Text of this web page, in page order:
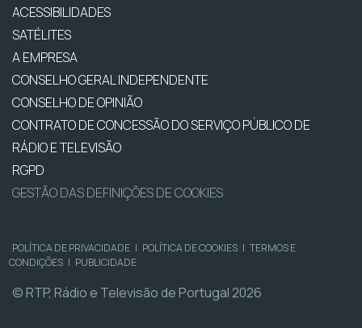
ACESSIBILIDADES
SATÉLITES
A EMPRESA
CONSELHO GERAL INDEPENDENTE
CONSELHO DE OPINIÃO
CONTRATO DE CONCESSÃO DO SERVIÇO PÚBLICO DE
RÁDIO E TELEVISÃO
RGPD
GESTÃO DAS DEFINIÇÕES DE COOKIES
POLÍTICA DE PRIVACIDADE | POLÍTICA DE COOKIES | TERMOS E
CONDIÇÕES | PUBLICIDADE
© RTP, Rádio e Televisão de Portugal 2026